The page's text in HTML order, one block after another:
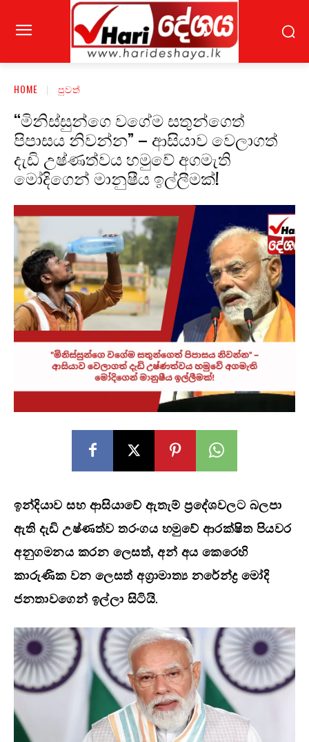
HOME පුවත්
“මිනිස්සුන්ගෙ වගේම සතුන්ගෙත්
පිපාසය නිවන්න” – ආසියාව වෙලාගත්
දැඩි උෂ්ණත්වය හමුවේ අගමැති
මෝදිගෙන් මානුෂීය ඉල්ලීමක්!
ඉන්දියාව සහ ආසියාවේ ඇතැම් ප්‍රදේශවලට බලපා
ඇති දැඩි උෂ්ණත්ව තරංගය හමුවේ ආරක්ෂිත පියවර
අනුගමනය කරන ලෙසත්, අන් අය කෙරෙහි
කාරුණික වන ලෙසත් අග්‍රාමාත්‍ය නරේන්ද්‍ර මෝදි
ජනතාවගෙන් ඉල්ලා සිටියි.